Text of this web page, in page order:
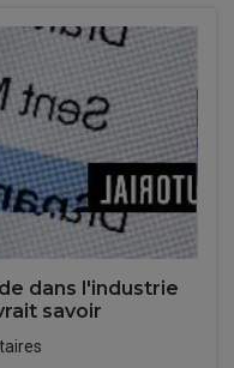
dans l'industrie
savoir